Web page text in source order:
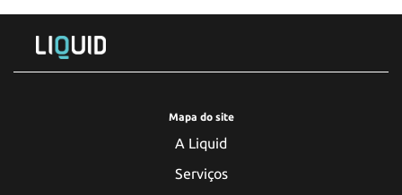
Mapa do site
A Liquid
Serviços